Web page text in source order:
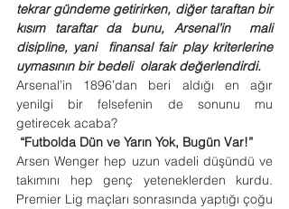
tekrar gündeme getirirken, diğer taraftan bir
kısım taraftar da bunu, Arsenal’in  mali
disipline, yani  finansal fair play kriterlerine
uymasının bir bedeli  olarak değerlendirdi.
Arsenal’in 1896’dan beri aldığı en ağır
yenilgi bir felsefenin de sonunu mu
getirecek acaba?
“Futbolda Dün ve Yarın Yok, Bugün Var!”
Arsen Wenger hep uzun vadeli düşündü ve
takımını hep genç yeteneklerden kurdu.
Premier Lig maçları sonrasında yaptığı çoğu